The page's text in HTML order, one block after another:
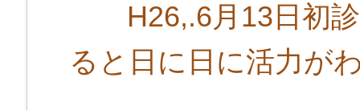
H26,.6月13日初診
ると日に日に活力が